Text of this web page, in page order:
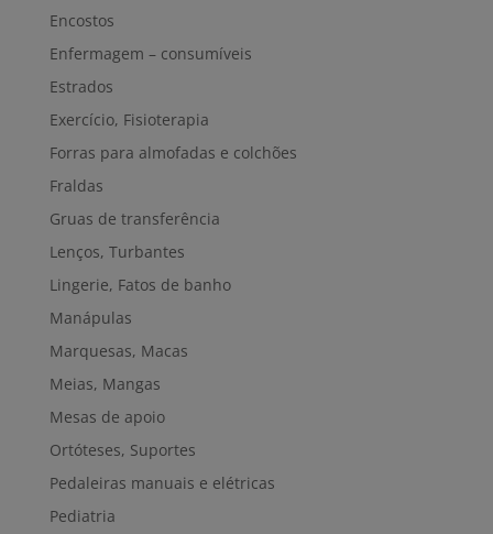
Encostos
Enfermagem – consumíveis
Estrados
Exercício, Fisioterapia
Forras para almofadas e colchões
Fraldas
Gruas de transferência
Lenços, Turbantes
Lingerie, Fatos de banho
Manápulas
Marquesas, Macas
Meias, Mangas
Mesas de apoio
Ortóteses, Suportes
Pedaleiras manuais e elétricas
Pediatria